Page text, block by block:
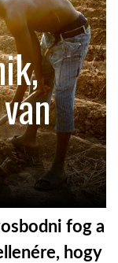
fog a
hogy